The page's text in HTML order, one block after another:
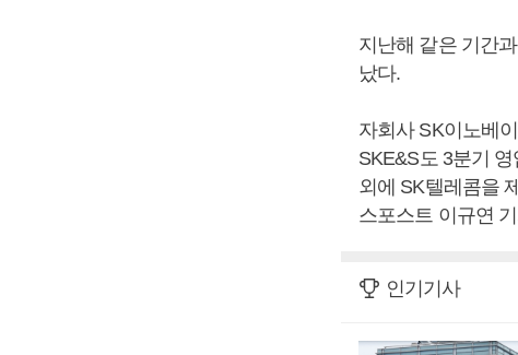
지난해 같은 기간
났다.
자회사 SK이노베
SKE&S도 3분기
외에 SK텔레콤을
스포스트 이규연
인기기사